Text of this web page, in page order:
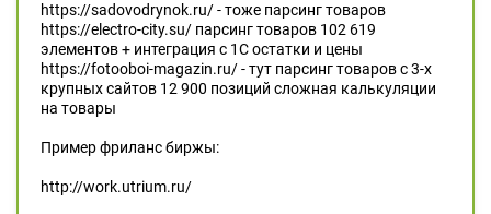
https://sadovodrynok.ru/ - тоже парсинг товаров
https://electro-city.su/ парсинг товаров 102 619
элементов + интеграция с 1С остатки и цены
https://fotooboi-magazin.ru/ - тут парсинг товаров с 3-х
крупных сайтов 12 900 позиций сложная калькуляции
на товары
Пример фриланс биржы:
http://work.utrium.ru/